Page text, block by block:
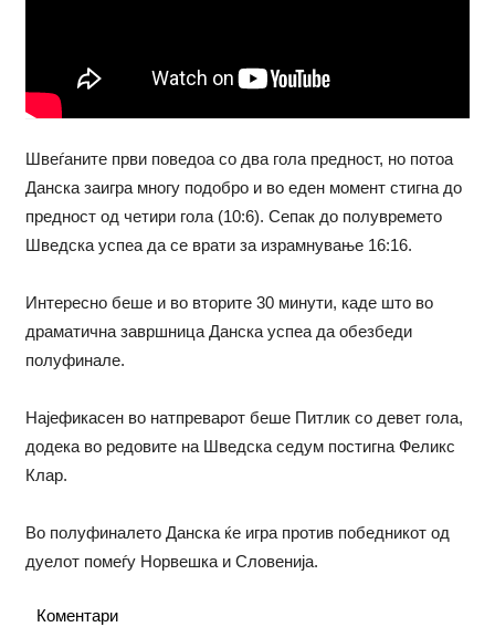
Швеѓаните први поведоа со два гола предност, но потоа
Данска заигра многу подобро и во еден момент стигна до
предност од четири гола (10:6). Сепак до полувремето
Шведска успеа да се врати за израмнување 16:16.
Интересно беше и во вторите 30 минути, каде што во
драматична завршница Данска успеа да обезбеди
полуфинале.
Најефикасен во натпреварот беше Питлик со девет гола,
додека во редовите на Шведска седум постигна Феликс
Клар.
Во полуфиналето Данска ќе игра против победникот од
дуелот помеѓу Норвешка и Словенија.
Коментари